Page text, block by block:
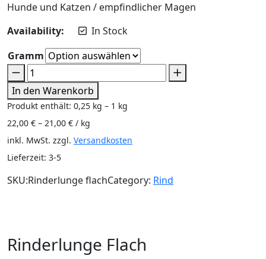
Hunde und Katzen / empfindlicher Magen
Availability:
In Stock
Gramm
In den Warenkorb
Produkt enthält: 0,25 kg – 1 kg
22,00 € – 21,00 € / kg
inkl. MwSt. zzgl. Versandkosten
Lieferzeit: 3-5
SKU:Rinderlunge flachCategory: Rind
Rinderlunge Flach